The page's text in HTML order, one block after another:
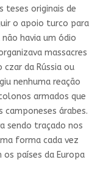
teses originais de
o apoio turco para
havia um ódio
massacres
da Rússia ou
nenhuma reação
armados que
árabes.
sendo traçado nos
forma cada vez
países da Europa